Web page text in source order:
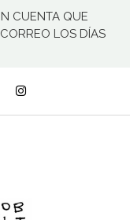
CUENTA QUE
LOS DÍAS